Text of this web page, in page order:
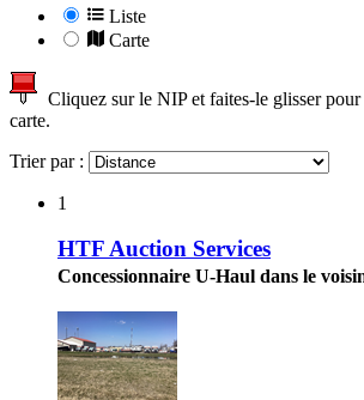
Liste
Carte
Cliquez sur le NIP et faites-le glisser
carte.
Trier par :
1
HTF Auction Services
Concessionnaire U-Haul dans le